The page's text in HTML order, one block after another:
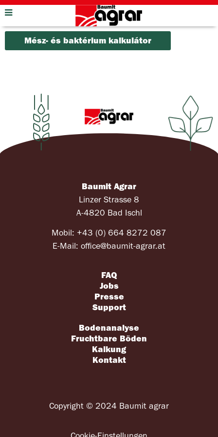
Mész- és baktérium kalkulátor
Baumit Agrar
Linzer Strasse 8
A-4820 Bad Ischl
Mobil: +43 (0) 664 8272 087
E-Mail: office@baumit-agrar.at
FAQ
Jobs
Presse
Support
Bodenanalyse
Fruchtbare Böden
Kalkung
Kontakt
Copyright © 2024 Baumit agrar